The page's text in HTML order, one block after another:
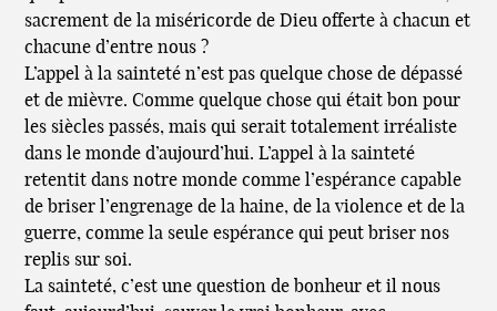
sacrement de la miséricorde de Dieu offerte à chacun et
chacune d’entre nous ?
L’appel à la sainteté n’est pas quelque chose de dépassé
et de mièvre. Comme quelque chose qui était bon pour
les siècles passés, mais qui serait totalement irréaliste
dans le monde d’aujourd’hui. L’appel à la sainteté
retentit dans notre monde comme l’espérance capable
de briser l’engrenage de la haine, de la violence et de la
guerre, comme la seule espérance qui peut briser nos
replis sur soi.
La sainteté, c’est une question de bonheur et il nous